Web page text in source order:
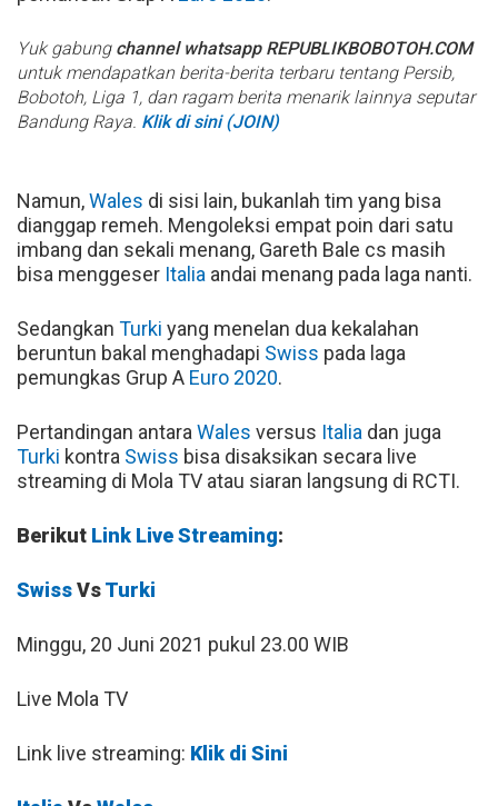
Yuk gabung channel whatsapp REPUBLIKBOBOTOH.COM
untuk mendapatkan berita-berita terbaru tentang Persib,
Bobotoh, Liga 1, dan ragam berita menarik lainnya seputar
Bandung Raya. Klik di sini (JOIN)
Namun,Wales di sisi lain, bukanlah tim yang bisa
dianggap remeh. Mengoleksi empat poin dari satu
imbang dan sekali menang, Gareth Bale cs masih
bisa menggeser Italia andai menang pada laga nanti.
Sedangkan Turki yang menelan dua kekalahan
beruntun bakal menghadapi Swiss pada laga
pemungkas Grup A Euro 2020.
Pertandingan antara Wales versus Italia dan juga
Turki kontra Swiss bisa disaksikan secara live
streaming di Mola TV atau siaran langsung di RCTI.
Berikut Link Live Streaming:
SwissVsTurki
Minggu, 20 Juni 2021 pukul 23.00 WIB
Live Mola TV
Link live streaming: Klik di Sini